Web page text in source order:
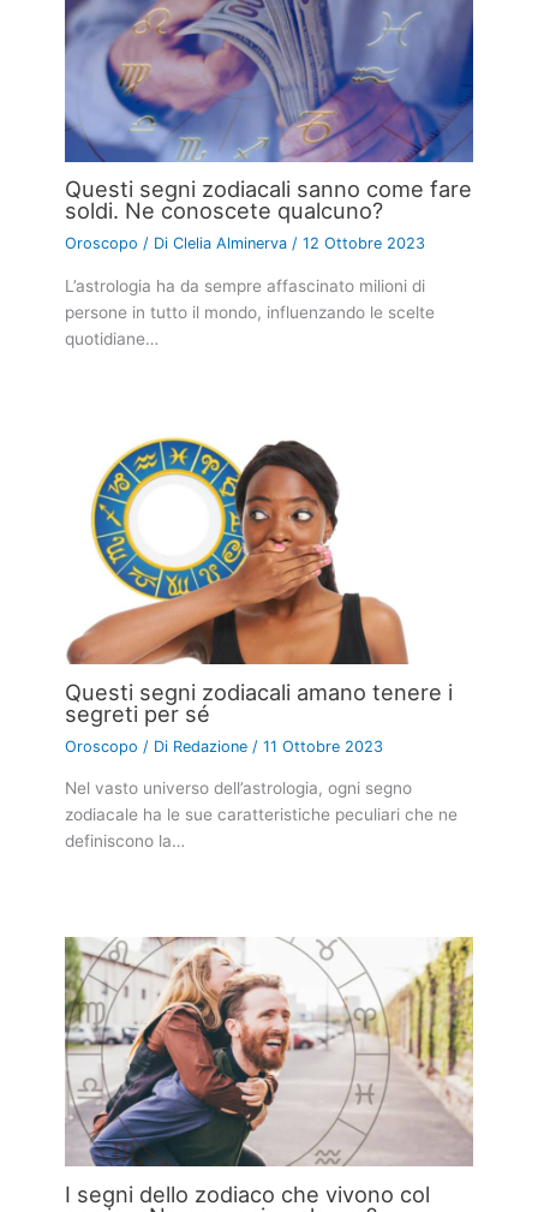
Questi segni zodiacali sanno come fare
soldi. Ne conoscete qualcuno?
Oroscopo / DiClelia Alminerva/12 Ottobre 2023
L’astrologia ha da sempre affascinato milioni di
persone in tutto il mondo, influenzando le scelte
quotidiane…
Questi segni zodiacali amano tenere i
segreti per sé
Oroscopo / Di Redazione /11 Ottobre 2023
Nel vasto universo dell’astrologia, ogni segno
zodiacale ha le sue caratteristiche peculiari che ne
definiscono la…
I segni dello zodiaco che vivono col